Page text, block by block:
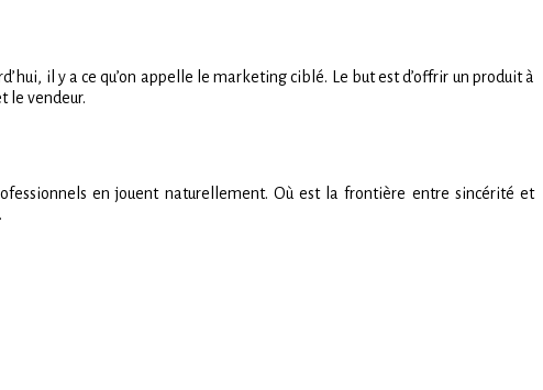
il y a ce qu’on appelle le marketing ciblé. Le but est d’offrir un produit à
le vendeur.
en jouent naturellement. Où est la frontière entre sincérité et